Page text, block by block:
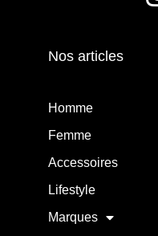
Nos articles
Homme
Femme
Accessoires
Lifestyle
Marques